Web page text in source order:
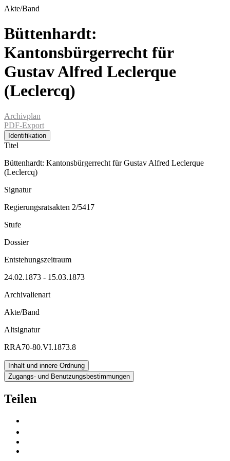
Akte/Band
Büttenhardt:
Kantonsbürgerrecht für
Gustav Alfred Leclerque
(Leclercq)
Archivplan
PDF-Export
Identifikation
Titel
Büttenhardt: Kantonsbürgerrecht für Gustav Alfred Leclerque
(Leclercq)
Signatur
Regierungsratsakten 2/5417
Stufe
Dossier
Entstehungszeitraum
24.02.1873 - 15.03.1873
Archivalienart
Akte/Band
Altsignatur
RRA70-80.VI.1873.8
Inhalt und innere Ordnung
Zugangs- und Benutzungsbestimmungen
Teilen